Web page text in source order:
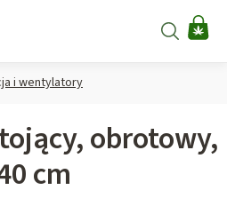
Szukaj
i wentylatory
obrotowy,
cm